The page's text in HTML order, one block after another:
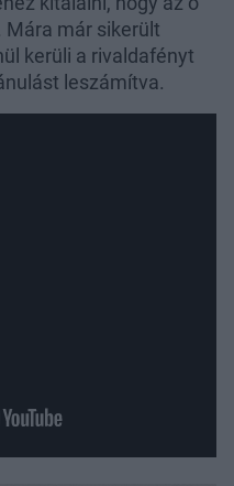
Mára már sikerült
kerüli a rivaldafényt
leszámítva.